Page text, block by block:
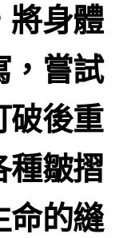
將身體
，嘗試
破後重
種皺摺
命的縫